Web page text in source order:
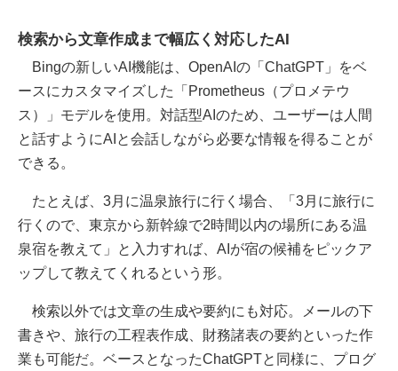
検索から文章作成まで幅広く対応したAI
Bingの新しいAI機能は、OpenAIの「ChatGPT」をベ
ースにカスタマイズした「Prometheus（プロメテウ
ス）」モデルを使用。対話型AIのため、ユーザーは人間
と話すようにAIと会話しながら必要な情報を得ることが
できる。
たとえば、3月に温泉旅行に行く場合、「3月に旅行に
行くので、東京から新幹線で2時間以内の場所にある温
泉宿を教えて」と入力すれば、AIが宿の候補をピックア
ップして教えてくれるという形。
検索以外では文章の生成や要約にも対応。メールの下
書きや、旅行の工程表作成、財務諸表の要約といった作
業も可能だ。ベースとなったChatGPTと同様に、プログ